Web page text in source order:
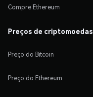
Compre Ethereum
Preços de criptomoedas
Preço do Bitcoin
Preço do Ethereum